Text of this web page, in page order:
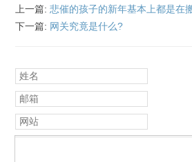
上一篇:悲催的孩子的新年基本上都是在
下一篇: 网关究竟是什么?
姓名
邮箱
网站